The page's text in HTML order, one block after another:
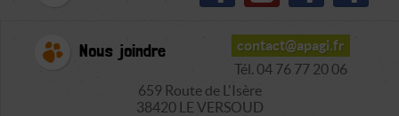
Nous joindre
contact@apagi.fr
Tél. 04 76 77 20 06
659 Route de L'Isère
38420 LE VERSOUD